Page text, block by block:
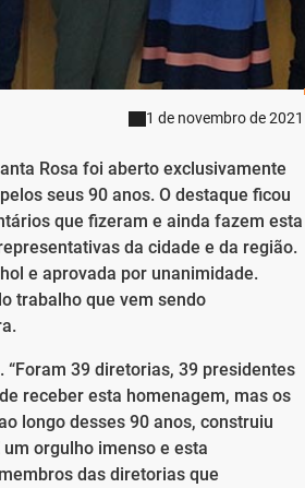
1 de novembro de 2021
Rosa foi aberto exclusivamente
seus 90 anos. O destaque ficou
que fizeram e ainda fazem esta
da cidade e da região.
e aprovada por unanimidade.
trabalho que vem sendo
39 diretorias, 39 presidentes
receber esta homenagem, mas os
longo desses 90 anos, construiu
orgulho imenso e esta
das diretorias que